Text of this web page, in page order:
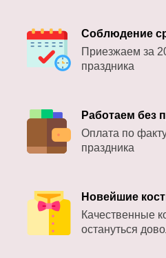
Соблюдение
Приезжаем за
праздника
Работаем без
Оплата по
праздника
Новейшие
Качественные
остануться